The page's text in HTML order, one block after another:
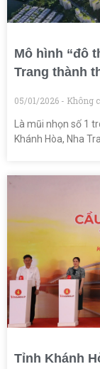
Mô hình “đô
Trang thành
05/01/2026 Không
Là mũi nhọn số 1
Khánh Hòa, Nha
Tỉnh Khánh